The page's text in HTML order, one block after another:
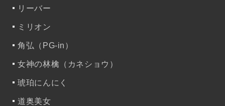
リーバー
ミリオン
角弘（PG-in）
女神の林檎（カネショウ）
琥珀にんにく
道奥美女